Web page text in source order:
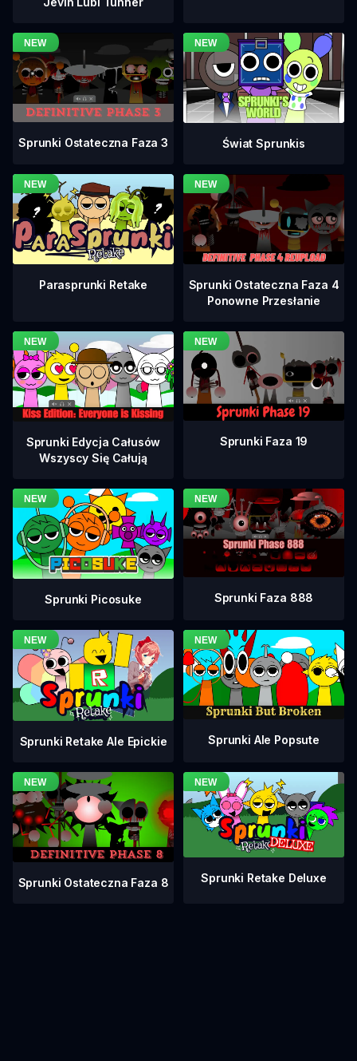
Sprunki Ostateczna Faza 3 Świat Sprunkis
Parasprunki Retake
Sprunki Ostateczna Faza 4
Ponowne Przesłanie
Sprunki Edycja Całusów
Wszyscy Się Całują
Sprunki Faza 19
Sprunki Picosuke Sprunki Faza 888
Sprunki Retake Ale Epickie Sprunki Ale Popsute
Sprunki Ostateczna Faza 8 Sprunki Retake Deluxe